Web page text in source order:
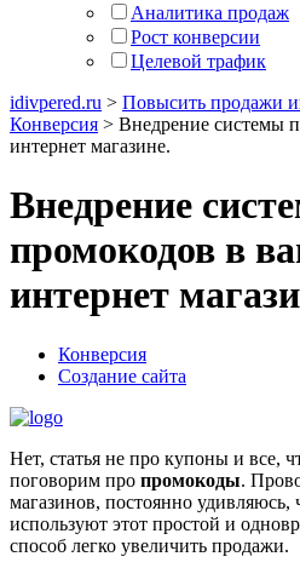
Аналитика продаж
Рост конверсии
Целевой трафик
idivpered.ru > Повысить продажи
Конверсия > Внедрение системы
интернет магазине.
Внедрение
промокодов в
интернет
Конверсия
Создание сайта
Нет, статья не про купоны и все,
поговорим про промокоды.
магазинов, постоянно удивляюсь,
используют этот простой и
способ легко увеличить продажи.